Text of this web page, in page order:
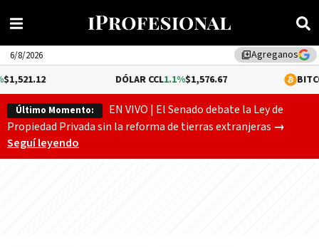
library_addAgreganos
6/8/2026
1.1%$1,576.67 0.26%
Último Momento:
EN VIVO | El Senado debate la Ley de
Propiedad Privada sin la reforma de tierras extranjeras →
Seguí leyendo